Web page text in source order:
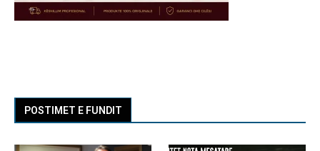
POSTIMET E FUNDIT